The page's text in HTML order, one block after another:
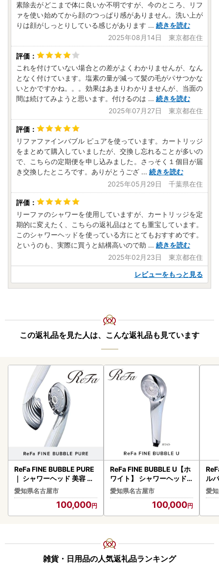
素除去がどこまで体に良いか不明ですが、今のところ、リフ
ァを使い始めてから顔のつっぱり感がありません。洗い上が
りは顔がしっとりしている感じがあります ... 続きを読む
2025年08月14日 東京都在住
これを付けていない場合との差がよくわかりませんが、なん
となく付けています。塩素の量が減って髪の毛がパサつかな
いとかですかね。。。効果はあまりわかりませんが、当面の
間は続けてみようと思います。付けるのは ... 続きを読む
2025年07月27日 東京都在住
リファファインバブル ピュアを使っています。カートリッジ
をまとめて購入していましたが、交換し忘れることが多いの
で、こちらの定期便を申し込みました。さっそく１個目が届
き交換したところです。ありがとうござ ... 続きを読む
2025年05月29日 千葉県在住
リーファのシャワーを使用していますが、カートリッジを定
期的に変えたく、こちらの返礼品はとても重宝しています。
このシャワーヘッドを使っている方にとてもおすすめです。
というのも、実際に買うと結構高いので助 ... 続きを読む
2025年02月23日 東京都在住
レビューをもっと見る
この返礼品を見た人は、こんな返礼品も見ています
ReFa FINE BUBBLE PURE
｜ シャワーヘッド 美容 リ
ファ シャワー
愛知県名古屋市
100,000
ReFa FINE BUBBLE U【ホ
ワイト】 シャワーヘッド
美容 リファ シャワー
愛知県名古屋市
100,000
ル
美
愛
雑貨・日用品の人気返礼品ランキング